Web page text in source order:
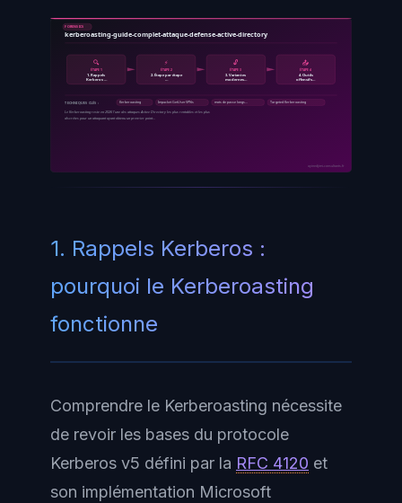
FORENSICS
kerberoasting-guide-complet-attaque-defense-active-directory
🔍
ÉTAPE 1
1. Rappels
Kerberos …
⚡
ÉTAPE 2
2. Étape par étape
…
🔓
ÉTAPE 3
3. Variantes
modernes…
📤
ÉTAPE 4
4. Outils
offensifs…
TECHNIQUES CLÉS : Kerberoasting Impacket GetUserSPNs mots de passe longs… Targeted Kerberoasting
Le Kerberoasting reste en 2026 l'une des attaques Active Directory les plus rentables et les plus
discrètes pour un attaquant ayant obtenu un premier point…
ayinedjimi-consultants.fr
1. Rappels Kerberos :
pourquoi le Kerberoasting
fonctionne
Comprendre le Kerberoasting nécessite
de revoir les bases du protocole
Kerberos v5 défini par la RFC 4120 et
son implémentation Microsoft